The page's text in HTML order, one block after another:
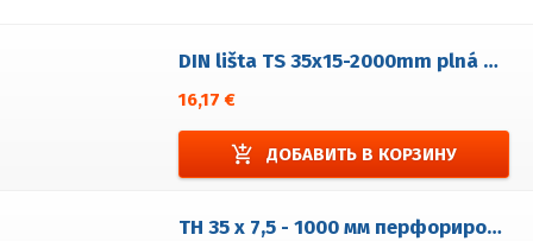
DIN lišta TS 35x15-2000mm plná hliníková ALU
16,17 €
add_shopping_cart ДОБАВИТЬ В КОРЗИНУ
TH 35 x 7,5 - 1000 мм перфорированная 5,2 x 25 - Fe (Sendzimir)